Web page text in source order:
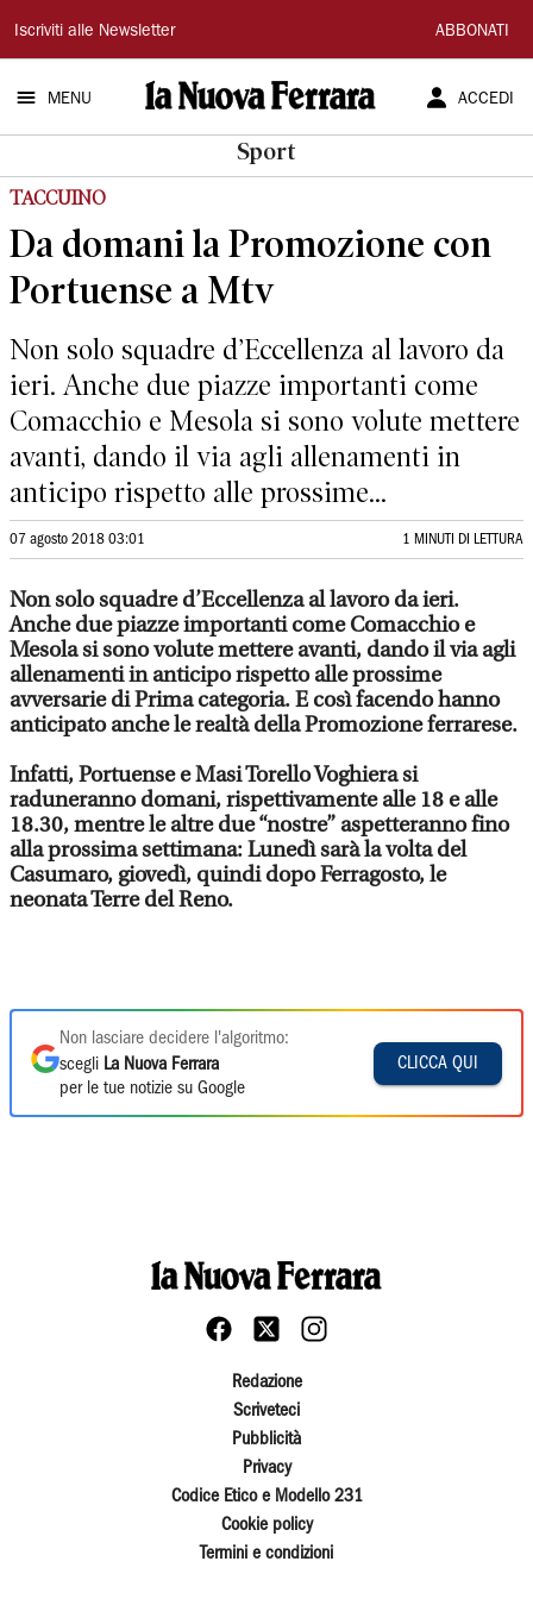
La
Nuova
Ferrara
Iscriviti alle Newsletter ABBONATI
MENU ACCEDI
Sport
TACCUINO
Da domani la Promozione con
Portuense a Mtv
Non solo squadre d’Eccellenza al lavoro da
ieri. Anche due piazze importanti come
Comacchio e Mesola si sono volute mettere
avanti, dando il via agli allenamenti in
anticipo rispetto alle prossime...
07 agosto 2018 03:01 1 MINUTI DI LETTURA
Non solo squadre d’Eccellenza al lavoro da ieri.
Anche due piazze importanti come Comacchio e
Mesola si sono volute mettere avanti, dando il via agli
allenamenti in anticipo rispetto alle prossime
avversarie di Prima categoria. E così facendo hanno
anticipato anche le realtà della Promozione ferrarese.
Infatti, Portuense e Masi Torello Voghiera si
raduneranno domani, rispettivamente alle 18 e alle
18.30, mentre le altre due “nostre” aspetteranno fino
alla prossima settimana: Lunedì sarà la volta del
Casumaro, giovedì, quindi dopo Ferragosto, le
neonata Terre del Reno.
Non lasciare decidere l'algoritmo:
scegli La Nuova Ferrara
per le tue notizie su Google
CLICCA QUI
Redazione
Scriveteci
Pubblicità
Privacy
Codice Etico e Modello 231
Cookie policy
Termini e condizioni